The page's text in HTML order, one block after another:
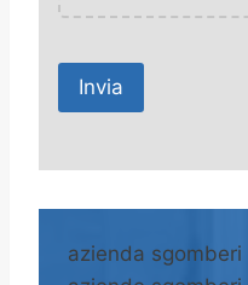
A
eazienda sgomberi